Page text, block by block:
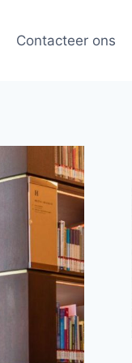
Contacteer ons